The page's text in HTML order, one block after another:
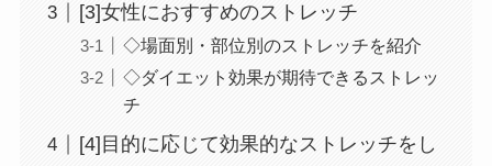
[3]女性におすすめのストレッチ
◇場面別・部位別のストレッチを紹介
◇ダイエット効果が期待できるストレッ
チ
[4]目的に応じて効果的なストレッチをし